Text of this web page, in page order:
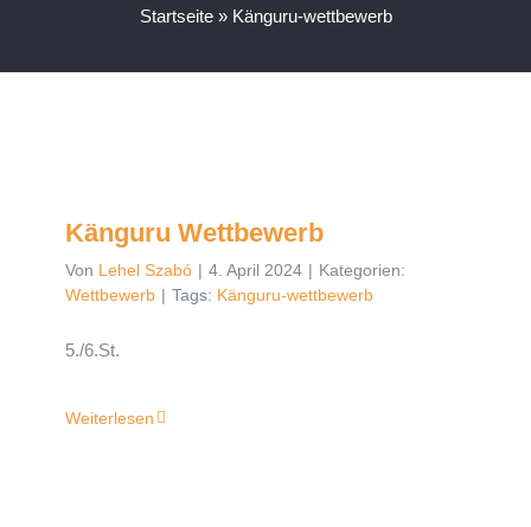
Startseite»Känguru-wettbewerb
Känguru Wettbewerb
Von Lehel Szabó | 4. April 2024 | Kategorien:
Wettbewerb
| Tags:Känguru-wettbewerb
5./6.St.
Weiterlesen